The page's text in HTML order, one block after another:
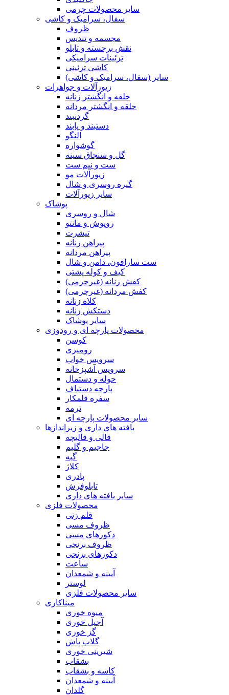
سایر محصولات چرمی
سفال، سرامیک و کاشی
ظروف
مجسمه و تندیس
نقش برجسته و تابلو
تزئینات سرامیکی
کاشی تزئینی
سایر (سفال، سرامیک و کاشی)
زیورآلات و جواهرات
حلقه و انگشتر زنانه
حلقه و انگشتر مردانه
گردنبند
دستبند و پابند
النگو
گوشواره
گل و سنجاق سینه
ست و نیم ست
زیورآلات مو
گیره روسری و شال
سایر زیورآلات
پوشاک
شال و روسری
روپوش و مانتو
تیشرت
پیراهن زنانه
پیراهن مردانه
ست سارافون، دامن و شال
کیف و کوله پشتی
کفش زنانه (غیرچرمی)
کفش مردانه (غیرچرمی)
کلاه زنانه
دستکش زنانه
سایر پوشاک
محصولات پارچه ای و رودوزی
کوسن
رومیزی
سرویس خواب
سرویس آشپزخانه
حوله و دستمال
پارچه دستباف
سفره قلمکار
ترمه
سایر محصولات پارچه ای
بافته های داری و زیراندازها
قالی و قالیچه
جاجیم و گلیم
گبه
کلاژ
پادری
تابلوفرش
سایر بافته های داری
محصولات فلزی
قلم زنی
ظروف مسی
دکورهای مسی
ظروف برنجی
دکورهای برنجی
ساعت
آیینه و شمعدان
لوستر
سایر محصولات فلزی
میناکاری
میوه خوری
آجیل خوری
گز خوری
گلاب پاش
شیرینی خوری
بشقاب
کاسه و بشقاب
آیینه و شمعدان
گلدان